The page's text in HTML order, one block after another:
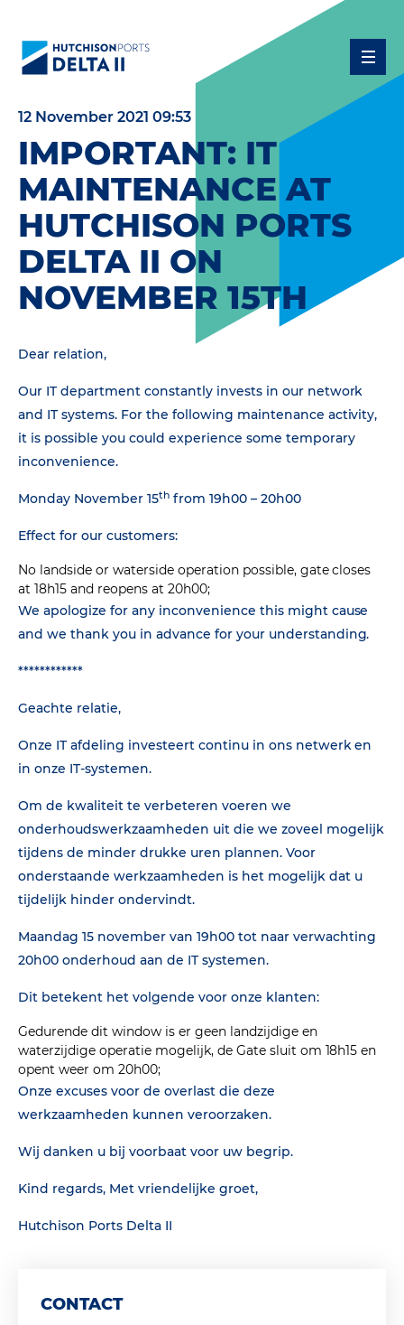
12 November 2021 09:53
IMPORTANT: IT
MAINTENANCE AT
HUTCHISON PORTS
DELTA II ON
NOVEMBER 15TH
Dear relation,
Our IT department constantly invests in our network
and IT systems. For the following maintenance activity,
it is possible you could experience some temporary
inconvenience.
Monday November 15thfrom 19h00 – 20h00
Effect for our customers:
No landside or waterside operation possible, gate closes
at 18h15 and reopens at 20h00;
We apologize for any inconvenience this might cause
and we thank you in advance for your understanding.
************
Geachte relatie,
Onze IT afdeling investeert continu in ons netwerk en
in onze IT-systemen.
Om de kwaliteit te verbeteren voeren we
onderhoudswerkzaamheden uit die we zoveel mogelijk
tijdens de minder drukke uren plannen. Voor
onderstaande werkzaamheden is het mogelijk dat u
tijdelijk hinder ondervindt.
Maandag 15 november van 19h00 tot naar verwachting
20h00 onderhoud aan de IT systemen.
Dit betekent het volgende voor onze klanten:
Gedurende dit window is er geen landzijdige en
waterzijdige operatie mogelijk, de Gate sluit om 18h15 en
opent weer om 20h00;
Onze excuses voor de overlast die deze
werkzaamheden kunnen veroorzaken.
Wij danken u bij voorbaat voor uw begrip.
Kind regards, Met vriendelijke groet,
Hutchison Ports Delta II
CONTACT